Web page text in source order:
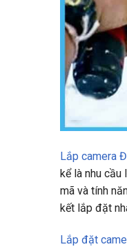
Lắp camera
kể là nhu cầu
mã và tính
kết lắp đặt
Lắp đặt